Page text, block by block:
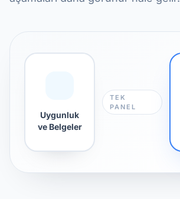
Uygunluk
ve Belgeler
TEK
PANEL